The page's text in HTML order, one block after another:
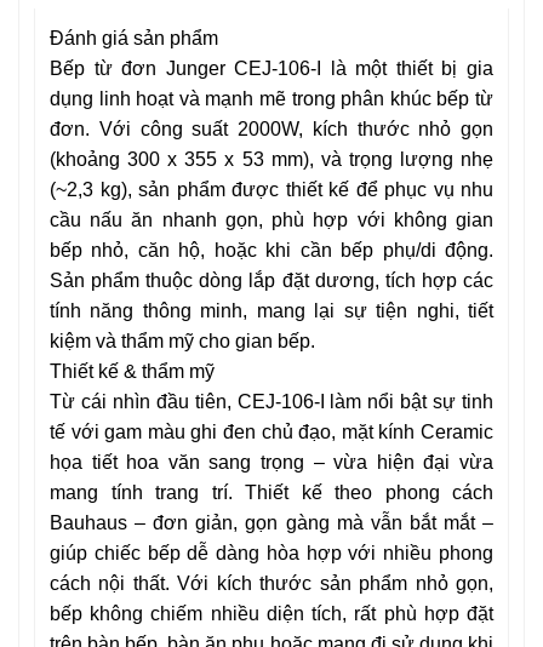
Đánh giá sản phẩm
Bếp từ đơn Junger CEJ-106-I là một thiết bị gia
dụng linh hoạt và mạnh mẽ trong phân khúc bếp từ
đơn. Với công suất 2000W, kích thước nhỏ gọn
(khoảng 300 x 355 x 53 mm), và trọng lượng nhẹ
(~2,3 kg), sản phẩm được thiết kế để phục vụ nhu
cầu nấu ăn nhanh gọn, phù hợp với không gian
bếp nhỏ, căn hộ, hoặc khi cần bếp phụ/di động.
Sản phẩm thuộc dòng lắp đặt dương, tích hợp các
tính năng thông minh, mang lại sự tiện nghi, tiết
kiệm và thẩm mỹ cho gian bếp.
Thiết kế & thẩm mỹ
Từ cái nhìn đầu tiên, CEJ-106-I làm nổi bật sự tinh
tế với gam màu ghi đen chủ đạo, mặt kính Ceramic
họa tiết hoa văn sang trọng – vừa hiện đại vừa
mang tính trang trí. Thiết kế theo phong cách
Bauhaus – đơn giản, gọn gàng mà vẫn bắt mắt –
giúp chiếc bếp dễ dàng hòa hợp với nhiều phong
cách nội thất. Với kích thước sản phẩm nhỏ gọn,
bếp không chiếm nhiều diện tích, rất phù hợp đặt